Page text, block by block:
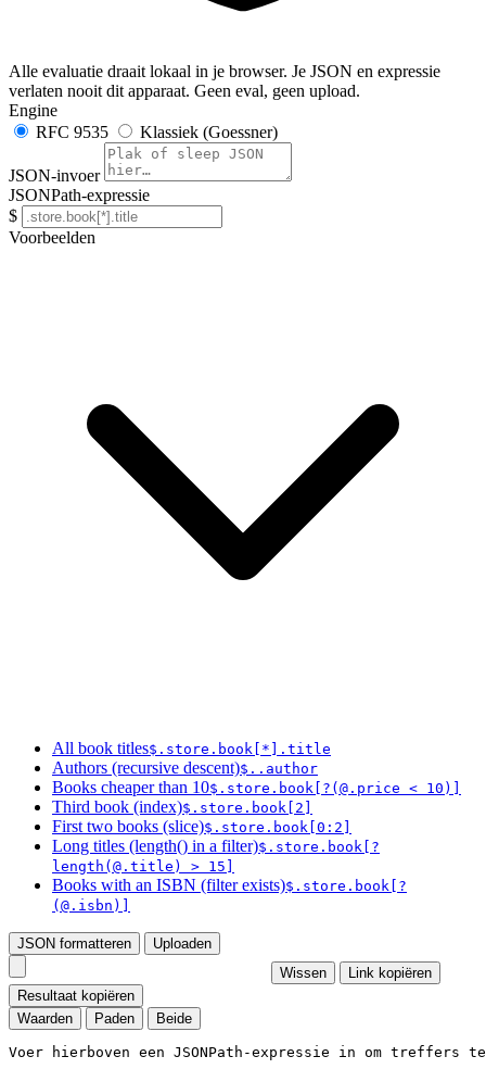
Alle evaluatie draait lokaal in je browser. Je JSON en expressie
verlaten nooit dit apparaat. Geen eval, geen upload.
Engine
RFC 9535
Klassiek (Goessner)
JSON-invoer
JSONPath-expressie
$
Voorbeelden
All book titles$.store.book[*].title
Authors (recursive descent)$..author
Books cheaper than 10$.store.book[?(@.price < 10)]
Third book (index)$.store.book[2]
First two books (slice)$.store.book[0:2]
Long titles (length() in a filter)$.store.book[?
length(@.title) > 15]
Books with an ISBN (filter exists)$.store.book[?
(@.isbn)]
JSON formatteren
Uploaden
Wissen
Link kopiëren
Resultaat kopiëren
Waarden
Paden Beide
Voer hierboven een JSONPath-expressie in om treffers